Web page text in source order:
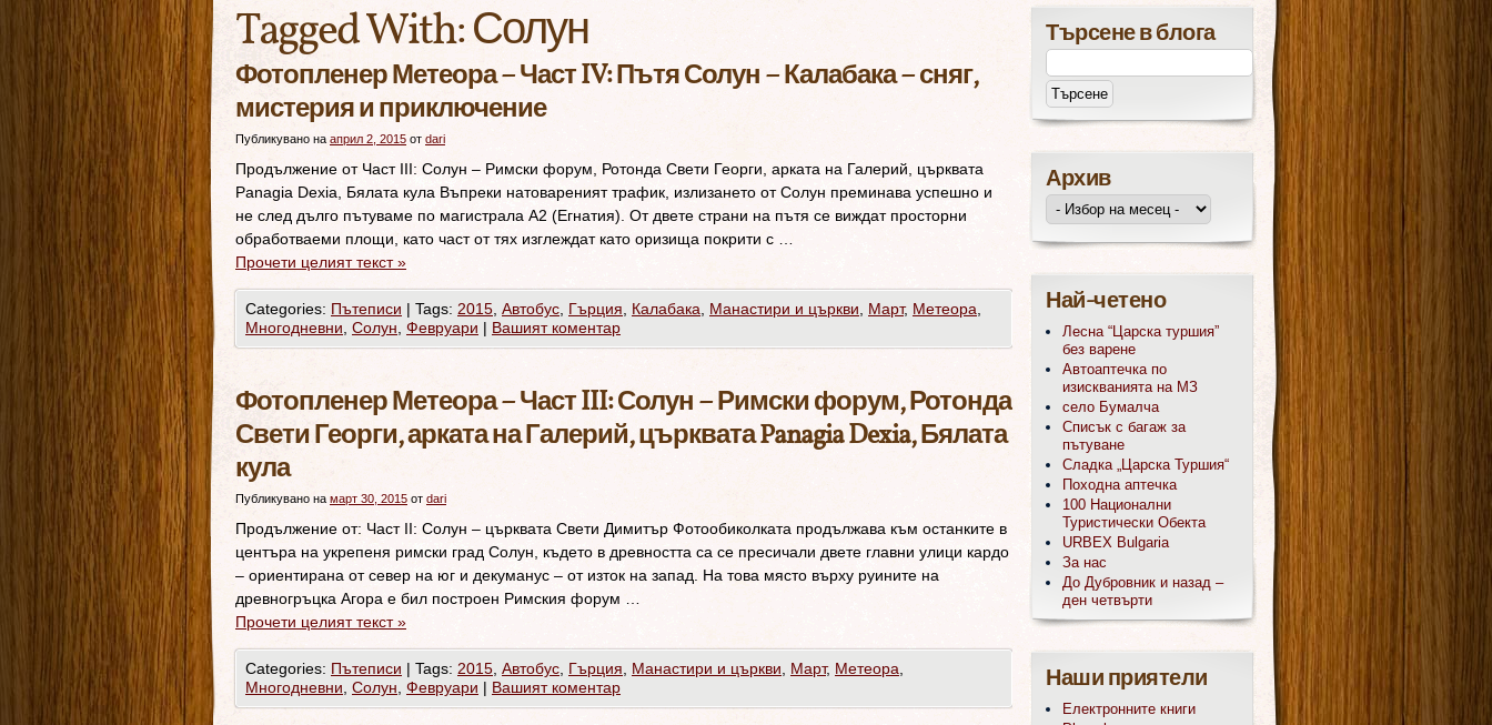
Tagged With:Солун
Фотопленер Метеора – Част IV: Пътя Солун – Калабака – сняг,
мистерия и приключение
Публикувано на април 2, 2015 от dari
Продължение от Част III: Солун – Римски форум, Ротонда Свети Георги, арката на Галерий, църквата
Panagia Dexia, Бялата кула Въпреки натовареният трафик, излизането от Солун преминава успешно и
не след дълго пътуваме по магистрала А2 (Егнатия). От двете страни на пътя се виждат просторни
обработваеми площи, като част от тях изглеждат като оризища покрити с …
Прочети целият текст»
Categories: Пътеписи | Tags: 2015 Автобус Гърция Калабака Манастири и църкви Март, Метеора
Многодневни Солун Февруари | Вашият коментар
Фотопленер Метеора – Част III: Солун – Римски форум, Ротонда
Свети Георги, арката на Галерий, църквата Panagia Dexia, Бялата
кула
Публикувано на март 30, 2015 от dari
Продължение от: Част II: Солун – църквата Свети Димитър Фотообиколката продължава към останките в
центъра на укрепеня римски град Солун, където в древността са се пресичали двете главни улици кардо
– ориентирана от север на юг и декуманус – от изток на запад. На това място върху руините на
древногръцка Агора е бил построен Римския форум …
Прочети целият текст»
Categories: Пътеписи | Tags: 2015 Автобус Гърция Манастири и църкви Март, Метеора
Многодневни Солун Февруари | Вашият коментар
Търсене в блога
Архив
Най-четено
Лесна “Царска туршия”
без варене
Автоаптечка по
изискванията на МЗ
село Бумалча
Списък с багаж за
пътуване
Сладка „Царска Туршия“
Походна аптечка
100 Национални
Туристически Обекта
URBEX Bulgaria
За нас
До Дубровник и назад –
ден четвърти
Наши приятели
Електронните книги